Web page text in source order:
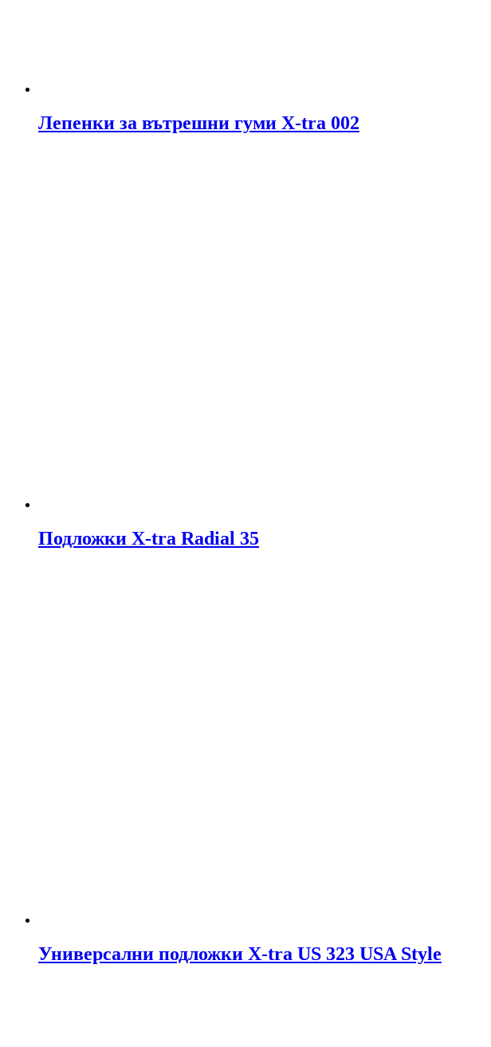
Лепенки за вътрешни гуми X-tra 002
Подложки X-tra Radial 35
Универсални подложки X-tra US 323 USA Style